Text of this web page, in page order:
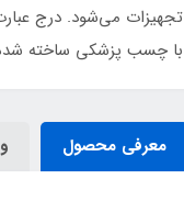
با چسب پزشکی ساخته شده
معرفی محصول